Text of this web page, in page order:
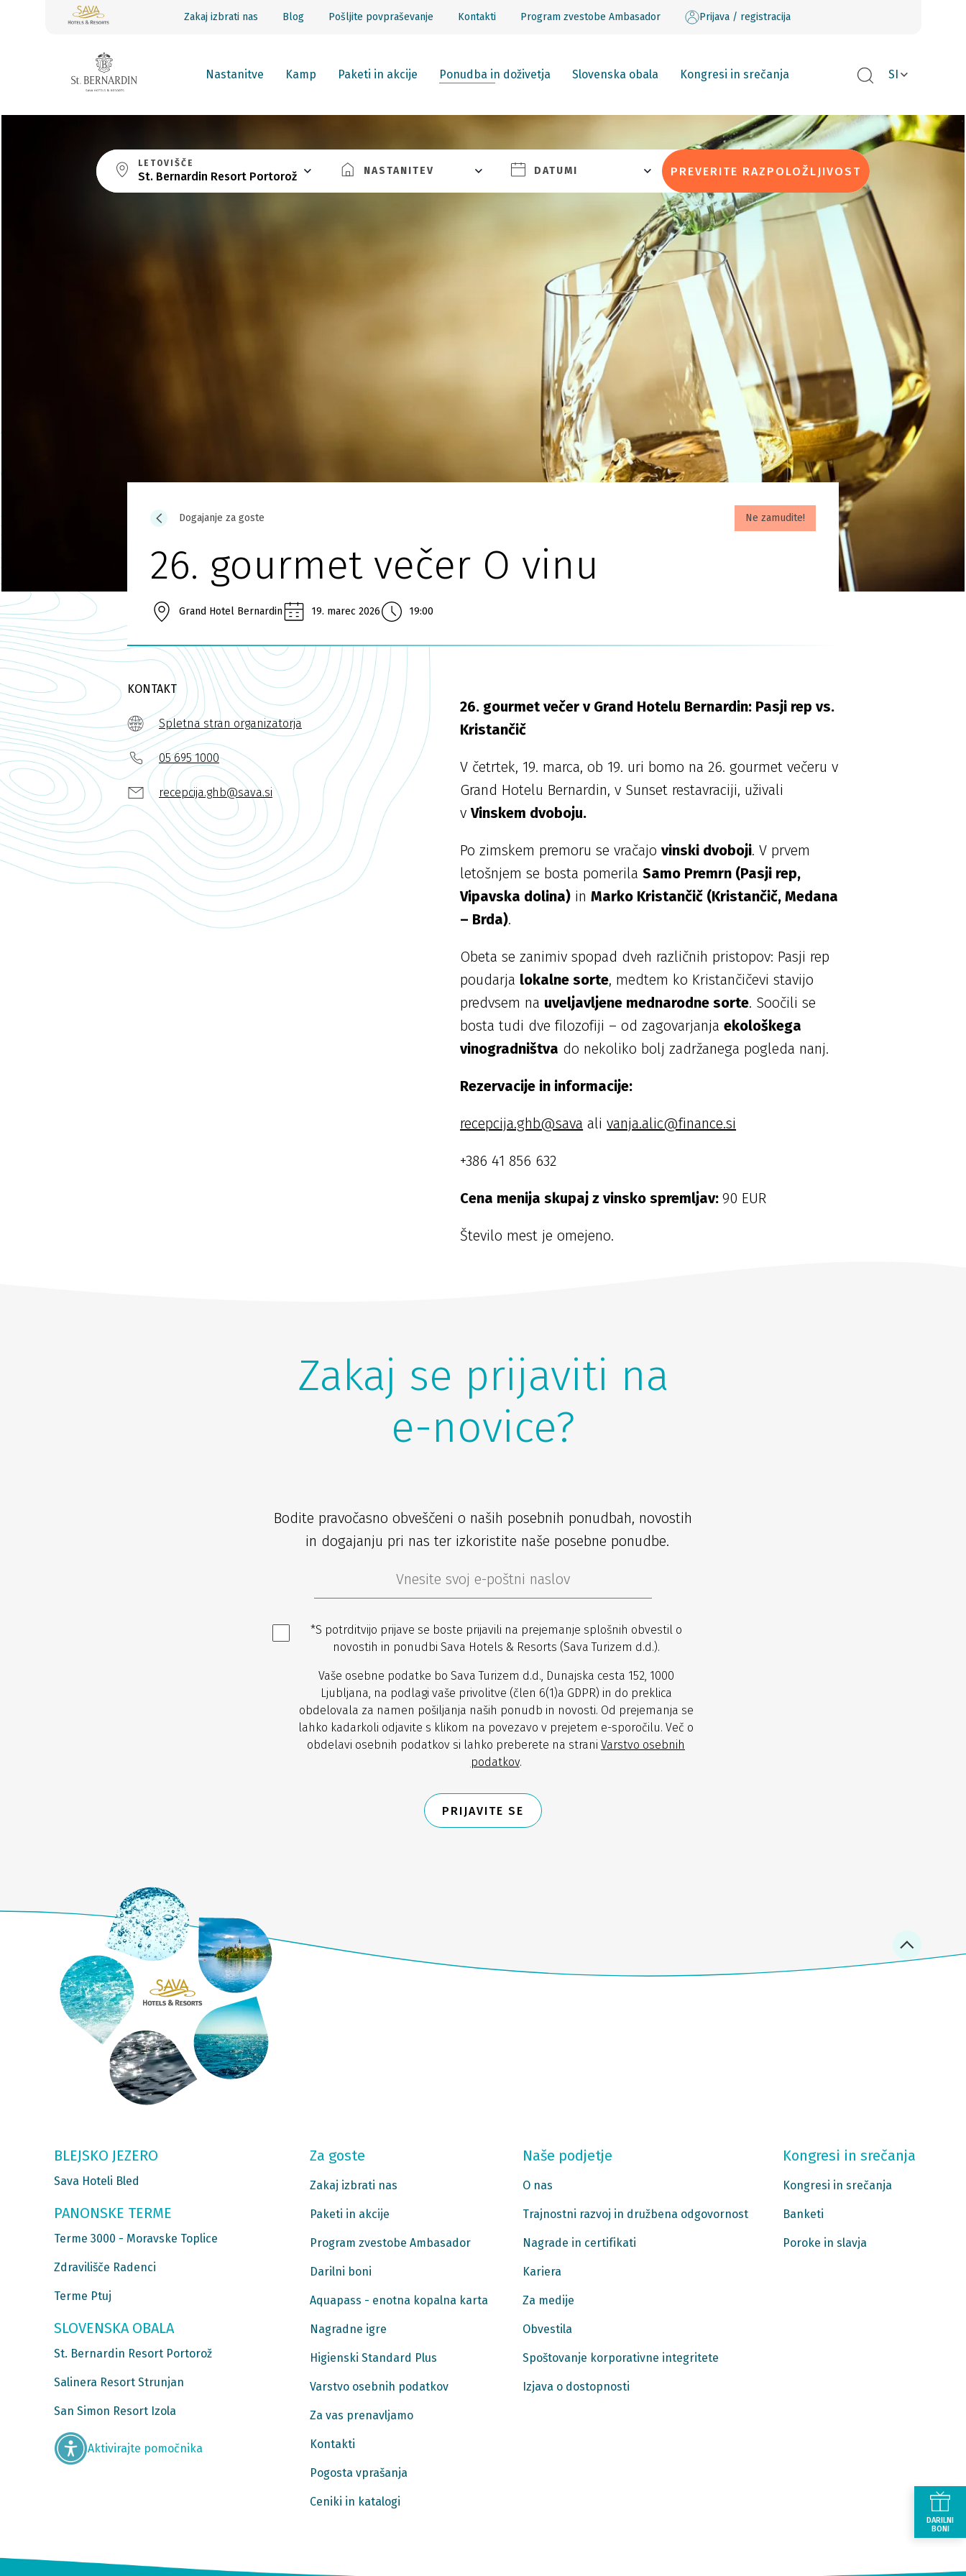
Zakaj izbrati nas Blog Pošljite povpraševanje Kontakti Program zvestobe Ambasador Prijava / registracija
Nastanitve Kamp Paketi in akcije Ponudba in doživetja Slovenska obala Kongresi in srečanja SI
LETOVIŠČE
St. Bernardin Resort Portorož NASTANITEV DATUMI PREVERITE RAZPOLOŽLJIVOST
Dogajanje za goste Ne zamudite!
26. gourmet večer O vinu
Grand Hotel Bernardin 19. marec 2026 19:00
KONTAKT
Spletna stran organizatorja
05 695 1000
recepcija.ghb@sava.si
26. gourmet večer v Grand Hotelu Bernardin: Pasji rep vs.
Kristančič
V četrtek, 19. marca, ob 19. uri bomo na 26. gourmet večeru v
Grand Hotelu Bernardin, v Sunset restavraciji, uživali
vVinskem dvoboju.
Po zimskem premoru se vračajovinski dvoboji. V prvem
letošnjem se bosta pomerilaSamo Premrn (Pasji rep,
Vipavska dolina) inMarko Kristančič (Kristančič, Medana
– Brda).
Obeta se zanimiv spopad dveh različnih pristopov: Pasji rep
poudarja lokalne sorte, medtem ko Kristančičevi stavijo
predvsem na uveljavljene mednarodne sorte. Soočili se
bosta tudi dve filozofiji – od zagovarjanjaekološkega
vinogradništva do nekoliko bolj zadržanega pogleda nanj.
Rezervacije in informacije:
recepcija.ghb@sava alivanja.alic@finance.si
+386 41 856 632
Cena menija skupaj z vinsko spremljav:90 EUR
Število mest je omejeno.
Zakaj se prijaviti na
e-novice?
Bodite pravočasno obveščeni o naših posebnih ponudbah, novostih
in dogajanju pri nas ter izkoristite naše posebne ponudbe.
*S potrditvijo prijave se boste prijavili na prejemanje splošnih obvestil o
novostih in ponudbi Sava Hotels & Resorts (Sava Turizem d.d.).
Vaše osebne podatke bo Sava Turizem d.d., Dunajska cesta 152, 1000
Ljubljana, na podlagi vaše privolitve (člen 6(1)a GDPR) in do preklica
obdelovala za namen pošiljanja naših ponudb in novosti. Od prejemanja se
lahko kadarkoli odjavite s klikom na povezavo v prejetem e-sporočilu. Več o
obdelavi osebnih podatkov si lahko preberete na strani Varstvo osebnih
podatkov.
PRIJAVITE SE
BLEJSKO JEZERO
Sava Hoteli Bled
PANONSKE TERME
Terme 3000 - Moravske Toplice
Zdravilišče Radenci
Terme Ptuj
SLOVENSKA OBALA
St. Bernardin Resort Portorož
Salinera Resort Strunjan
San Simon Resort Izola
Aktivirajte pomočnika
Za goste
Zakaj izbrati nas
Paketi in akcije
Program zvestobe Ambasador
Darilni boni
Aquapass - enotna kopalna karta
Nagradne igre
Higienski Standard Plus
Varstvo osebnih podatkov
Za vas prenavljamo
Kontakti
Pogosta vprašanja
Ceniki in katalogi
Naše podjetje
O nas
Trajnostni razvoj in družbena odgovornost
Nagrade in certifikati
Kariera
Za medije
Obvestila
Spoštovanje korporativne integritete
Izjava o dostopnosti
Kongresi in srečanja
Kongresi in srečanja
Banketi
Poroke in slavja
DARILNI
BONI